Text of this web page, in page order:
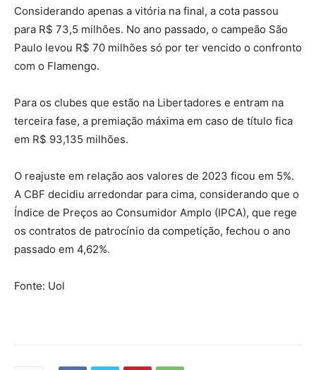
Considerando apenas a vitória na final, a cota passou
para R$ 73,5 milhões. No ano passado, o campeão São
Paulo levou R$ 70 milhões só por ter vencido o confronto
com o Flamengo.
Para os clubes que estão na Libertadores e entram na
terceira fase, a premiação máxima em caso de título fica
em R$ 93,135 milhões.
O reajuste em relação aos valores de 2023 ficou em 5%.
A CBF decidiu arredondar para cima, considerando que o
Índice de Preços ao Consumidor Amplo (IPCA), que rege
os contratos de patrocínio da competição, fechou o ano
passado em 4,62%.
Fonte: Uol